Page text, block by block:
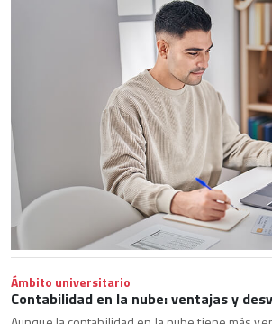
Ámbito universitario
Contabilidad en la nube: ventajas y